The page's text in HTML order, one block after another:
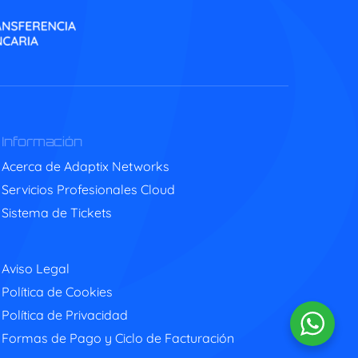
Información
Acerca de Adaptix Networks
Servicios Profesionales Cloud
Sistema de Tickets
Aviso Legal
Política de Cookies
Política de Privacidad
Formas de Pago y Ciclo de Facturación